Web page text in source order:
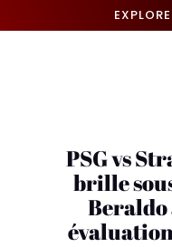
PSG vs
brille
Beraldo